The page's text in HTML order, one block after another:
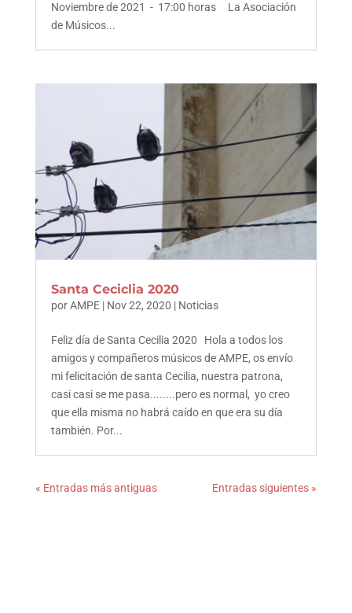
Noviembre de 2021 - 17:00 horas La Asociación
de Músicos...
Santa Ceciclia 2020
porAMPE| Nov 22, 2020 | Noticias
Feliz día de Santa Cecilia 2020 Hola a todos los
amigos y compañeros músicos de AMPE, os envío
mi felicitación de santa Cecilia, nuestra patrona,
casi casi se me pasa........pero es normal, yo creo
que ella misma no habrá caído en que era su día
también. Por...
« Entradas más antiguas Entradas siguientes »